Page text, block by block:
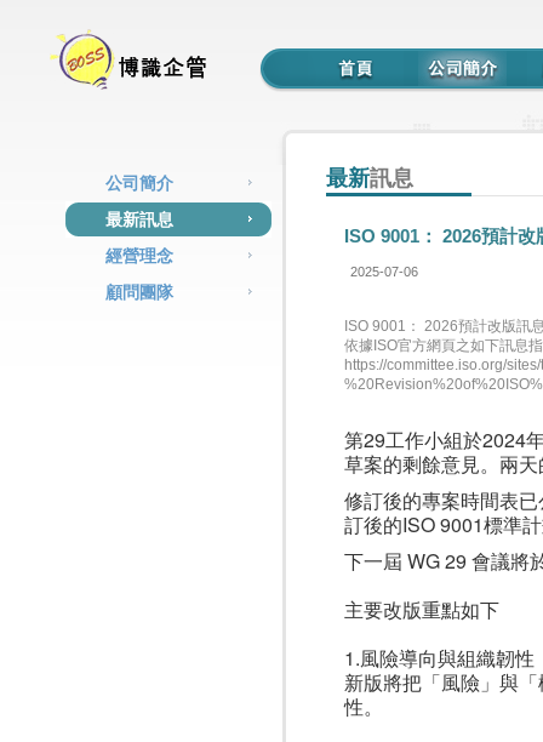
公司簡介
最新訊息
經營理念
顧問團隊
最新訊息
ISO 9001： 2026預計
2025-07-06
ISO 9001： 2026預計改版訊
依據ISO官方網頁之如下訊息
https://committee.iso.org/
第29工作小組於2024
草案的剩餘意見。兩
修訂後的專案時間表
訂後的ISO 9001標準
下一屆 WG 29 會議將
主要改版重點如下
1.風險導向與組織韌性
新版將把「風險」與
性。